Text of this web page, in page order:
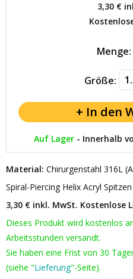
3,30 €
Menge:
Größe:
Auf Lager- Innerhalb
Material: Chirurgenstahl 316L
Spiral-Piercing Helix Acryl
3,30 € inkl. MwSt. Kostenlose
Dieses Produkt wird kostenlos
Arbeitsstunden versandt.
Sie haben eine Frist von 30
(siehe "Lieferung"-Seite).